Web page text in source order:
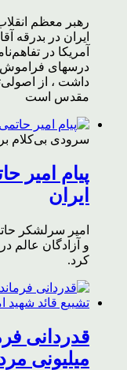
رهبر معظم
ایران در بدرقه
آمریکا در
درسهای
داشت ، از
مقدس است
سرودی بی‌کلام
پیام امیر
ایران
امیر سرلشکر
و آزادگان عالم
کرد.
قدردانی
میلیونی